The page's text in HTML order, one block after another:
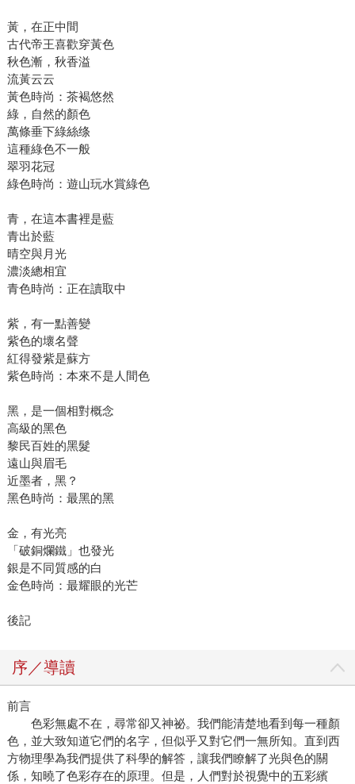
黃，在正中間
古代帝王喜歡穿黃色
秋色漸，秋香溢
流黃云云
黃色時尚：茶褐悠然
綠，自然的顏色
萬條垂下綠絲绦
這種綠色不一般
翠羽花冠
綠色時尚：遊山玩水賞綠色
青，在這本書裡是藍
青出於藍
晴空與月光
濃淡總相宜
青色時尚：正在讀取中
紫，有一點善變
紫色的壞名聲
紅得發紫是蘇方
紫色時尚：本來不是人間色
黑，是一個相對概念
高級的黑色
黎民百姓的黑髮
遠山與眉毛
近墨者，黑？
黑色時尚：最黑的黑
金，有光亮
「破銅爛鐵」也發光
銀是不同質感的白
金色時尚：最耀眼的光芒
後記
序／導讀
前言
色彩無處不在，尋常卻又神祕。我們能清楚地看到每一種顏
色，並大致知道它們的名字，但似乎又對它們一無所知。直到西
方物理學為我們提供了科學的解答，讓我們瞭解了光與色的關
係，知曉了色彩存在的原理。但是，人們對於視覺中的五彩繽